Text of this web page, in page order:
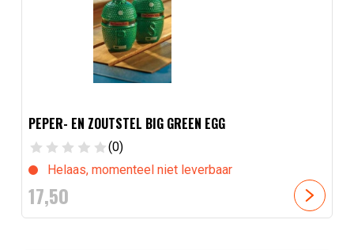
PEPER- EN ZOUTSTEL BIG GREEN EGG
(0)
Helaas, momenteel niet leverbaar
17,50